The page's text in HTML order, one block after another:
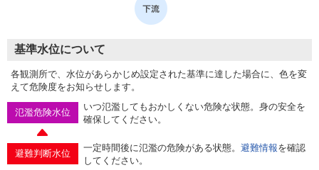
基準水位について
各観測所で、水位があらかじめ設定された基準に達した場合に、色を変
えて危険度をお知らせします。
氾濫危険水位
いつ氾濫してもおかしくない危険な状態。身の安全を
確保してください。
避難判断水位
一定時間後に氾濫の危険がある状態。 避難情報を確認
してください。